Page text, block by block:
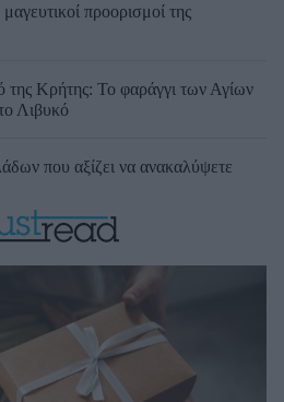
προορισμοί της
Κρήτης: Το φαράγγι των Αγίων
Λιβυκό
που αξίζει να ανακαλύψετε